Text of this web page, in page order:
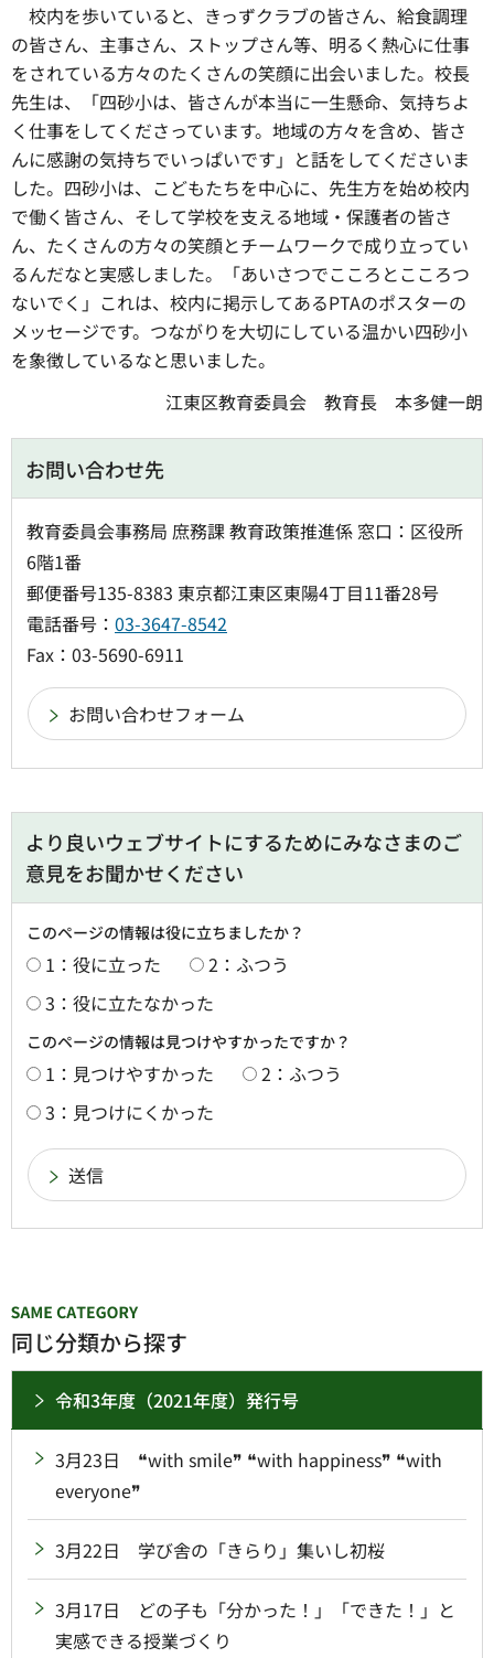
校内を歩いていると、きっずクラブの皆さん、給食調理
の皆さん、主事さん、ストップさん等、明るく熱心に仕事
をされている方々のたくさんの笑顔に出会いました。校長
先生は、「四砂小は、皆さんが本当に一生懸命、気持ちよ
く仕事をしてくださっています。地域の方々を含め、皆さ
んに感謝の気持ちでいっぱいです」と話をしてくださいま
した。四砂小は、こどもたちを中心に、先生方を始め校内
で働く皆さん、そして学校を支える地域・保護者の皆さ
ん、たくさんの方々の笑顔とチームワークで成り立ってい
るんだなと実感しました。「あいさつでこころとこころつ
ないでく」これは、校内に掲示してあるPTAのポスターの
メッセージです。つながりを大切にしている温かい四砂小
を象徴しているなと思いました。
江東区教育委員会 教育長 本多健一朗
お問い合わせ先
教育委員会事務局 庶務課 教育政策推進係 窓口：区役所
6階1番
郵便番号135-8383 東京都江東区東陽4丁目11番28号
電話番号： 03-3647-8542
Fax：03-5690-6911
より良いウェブサイトにするためにみなさまのご
意見をお聞かせください
このページの情報は役に立ちましたか？
1：役に立った
2：ふつう
3：役に立たなかった
このページの情報は見つけやすかったですか？
1：見つけやすかった
2：ふつう
3：見つけにくかった
同じ分類から探す
令和3年度（2021年度）発行号
3月23日 ❝with smile❞ ❝with happiness❞ ❝with
everyone❞
3月22日 学び舎の「きらり」集いし初桜
3月17日 どの子も「分かった！」「できた！」と
実感できる授業づくり